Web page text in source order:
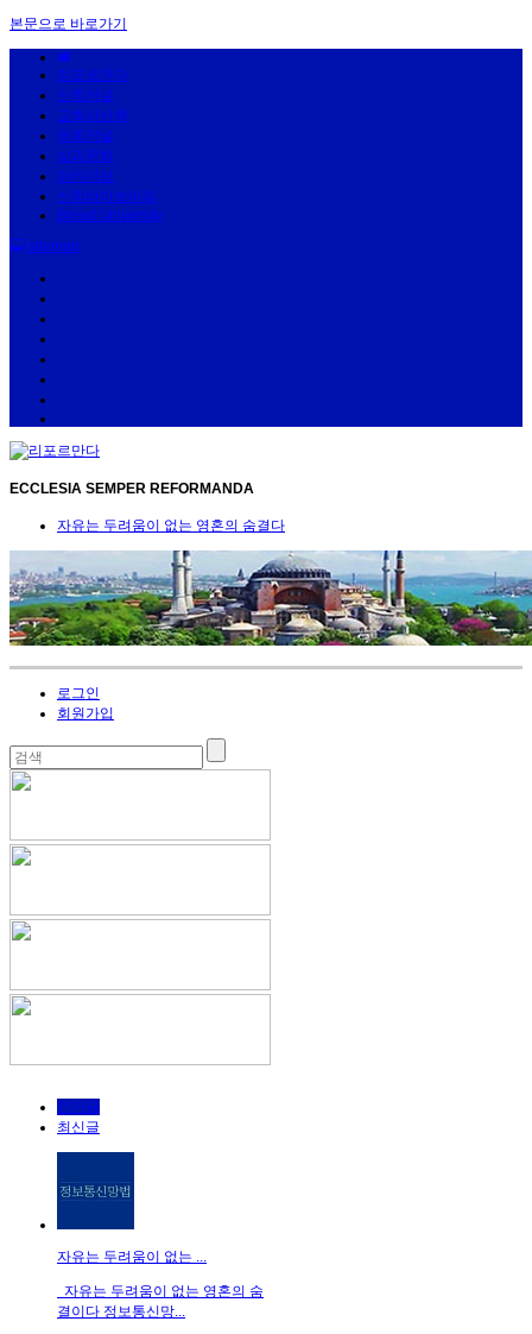
본문으로 바로가기
리포르만다
신학저널
교회사산책
목회저널
삶과문화
아카이브
신학라이브러리
Bread University
sitemap
ECCLESIA SEMPER REFORMANDA
자유는 두려움이 없는 영혼의 숨결다
로그인
회원가입
인기글
최신글
자유는 두려움이 없는 ...
자유는 두려움이 없는 영혼의 숨
결이다 정보통신망...